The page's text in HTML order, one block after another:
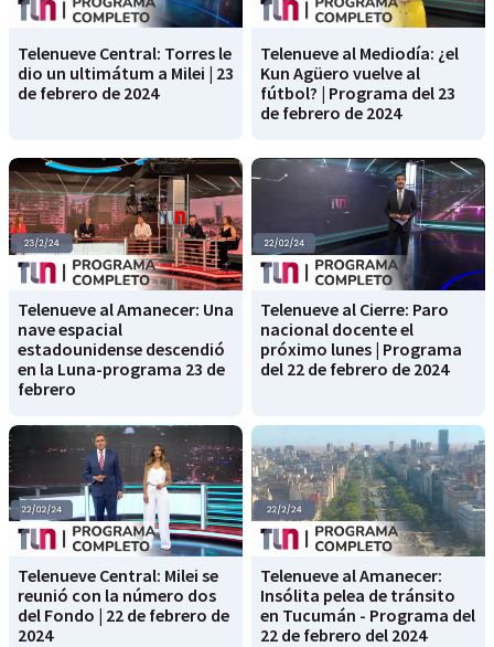
Telenueve Central: Torres le
dio un ultimátum a Milei | 23
de febrero de 2024
Telenueve al Mediodía: ¿el
Kun Agüero vuelve al
fútbol? | Programa del 23
de febrero de 2024
Telenueve al Amanecer: Una
nave espacial
estadounidense descendió
en la Luna-programa 23 de
febrero
Telenueve al Cierre: Paro
nacional docente el
próximo lunes | Programa
del 22 de febrero de 2024
Telenueve Central: Milei se
reunió con la número dos
del Fondo | 22 de febrero de
2024
Telenueve al Amanecer:
Insólita pelea de tránsito
en Tucumán - Programa del
22 de febrero del 2024